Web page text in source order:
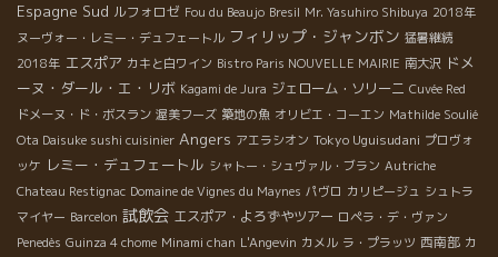
Espagne Sud ルフォロゼ Fou du Beaujo Bresil Mr. Yasuhiro Shibuya 2018年
ヌーヴォー・レミー・デュフェートル フィリップ・ジャンボン 猛暑継続
2018年 エスポア カキと白ワイン Bistro Paris NOUVELLE MAIRIE 南大沢 ドメ
ーヌ・ダール・エ・リボ Kagami de Jura ジェローム・ソリーニ Cuvée Red
ドメーヌ・ド・ボスラン 渥美フーズ 築地の魚 オリビエ・コーエン Mathilde Soulié
Ota Daisuke sushi cuisinier Angers アエラシオン Tokyo Uguisudani プロヴォ
ッケ レミー・デュフェートル シャトー・シュヴァル・ブラン Autriche
Chateau Restignac Domaine de Vignes du Maynes パヴロ カリピージュ シュトラ
マイヤー Barcelon 試飲会 エスポア・よろずやツアー ロペラ・デ・ヴァン
Penedès Guinza 4 chome Minami chan L'Angevin カメル ラ・プラッツ 西南部 カ